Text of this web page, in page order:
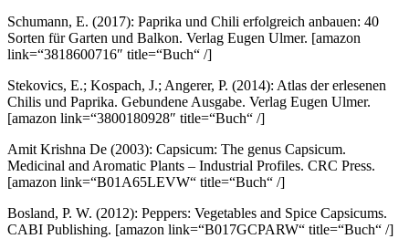
Schumann, E. (2017): Paprika und Chili erfolgreich anbauen: 40
Sorten für Garten und Balkon. Verlag Eugen Ulmer. [amazon
link=“3818600716″ title=“Buch“ /]
Stekovics, E.; Kospach, J.; Angerer, P. (2014): Atlas der erlesenen
Chilis und Paprika. Gebundene Ausgabe. Verlag Eugen Ulmer.
[amazon link=“3800180928″ title=“Buch“ /]
Amit Krishna De (2003): Capsicum: The genus Capsicum.
Medicinal and Aromatic Plants – Industrial Profiles. CRC Press.
[amazon link=“B01A65LEVW“ title=“Buch“ /]
Bosland, P. W. (2012): Peppers: Vegetables and Spice Capsicums.
CABI Publishing. [amazon link=“B017GCPARW“ title=“Buch“ /]